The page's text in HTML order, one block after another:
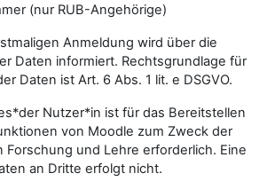
(nur RUB-Angehörige)
Anmeldung wird über die
Daten informiert. Rechtsgrundlage für
Daten ist Art. 6 Abs. 1 lit. e DSGVO.
Nutzer*in ist für das Bereitstellen
von Moodle zum Zweck der
Forschung und Lehre erforderlich. Eine
an Dritte erfolgt nicht.